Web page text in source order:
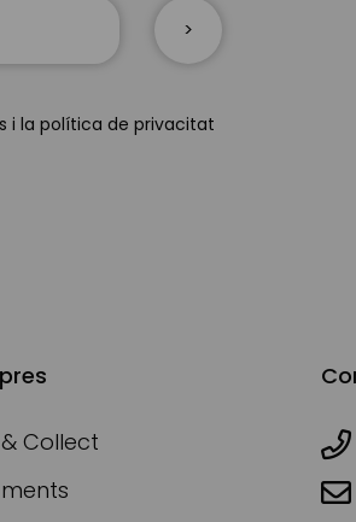
i la política de privacitat
Collect